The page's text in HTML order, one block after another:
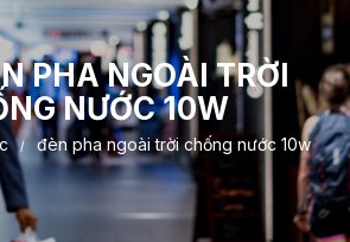
PHA NGOÀI TRỜI
NƯỚC 10W
đèn pha ngoài trời chống nước 10w